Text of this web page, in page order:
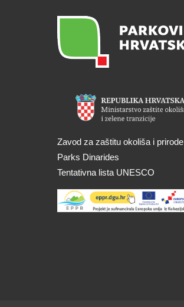
Zavod za zaštitu okoliša i prirode
Parks Dinarides
Tentativna lista UNESCO